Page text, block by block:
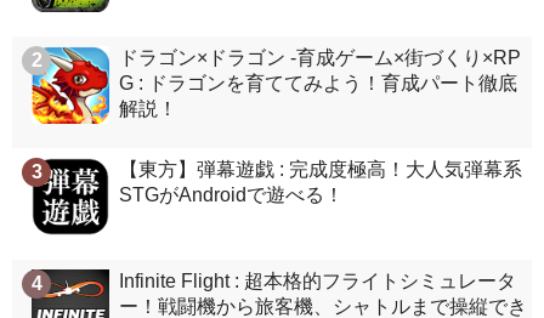
2
ドラゴン×ドラゴン -育成ゲーム×街づくり×RP
G : ドラゴンを育ててみよう！育成パート徹底
解説！
3
【東方】弾幕遊戯 : 完成度極高！大人気弾幕系
STGがAndroidで遊べる！
4
Infinite Flight : 超本格的フライトシミュレータ
ー！戦闘機から旅客機、シャトルまで操縦でき